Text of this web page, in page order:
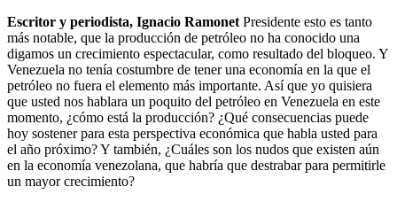
Escritor y periodista, Ignacio Ramonet Presidente esto es tanto
más notable, que la producción de petróleo no ha conocido una
digamos un crecimiento espectacular, como resultado del bloqueo. Y
Venezuela no tenía costumbre de tener una economía en la que el
petróleo no fuera el elemento más importante. Así que yo quisiera
que usted nos hablara un poquito del petróleo en Venezuela en este
momento, ¿cómo está la producción? ¿Qué consecuencias puede
hoy sostener para esta perspectiva económica que habla usted para
el año próximo? Y también, ¿Cuáles son los nudos que existen aún
en la economía venezolana, que habría que destrabar para permitirle
un mayor crecimiento?